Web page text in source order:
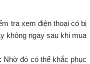
tra xem điện thoại có bị
không ngay sau khi mua
Nhờ đó có thể khắc phục